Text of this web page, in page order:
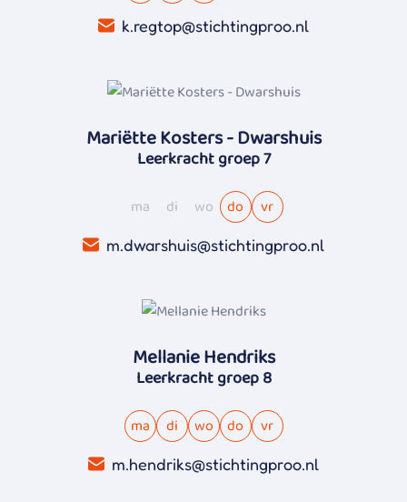
k.regtop@stichtingproo.nl
Mariëtte Kosters - Dwarshuis
Leerkracht groep 7
ma di wo do vr
m.dwarshuis@stichtingproo.nl
Mellanie Hendriks
Leerkracht groep 8
ma di wo do vr
m.hendriks@stichtingproo.nl